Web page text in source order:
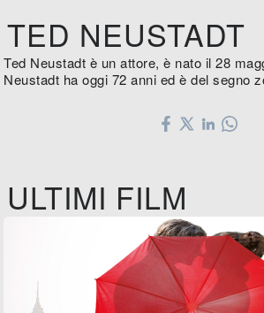
TED NEUSTADT
Ted Neustadt è un attore, è nato il 28
Neustadt ha oggi 72 anni ed è del segno
ULTIMI FILM